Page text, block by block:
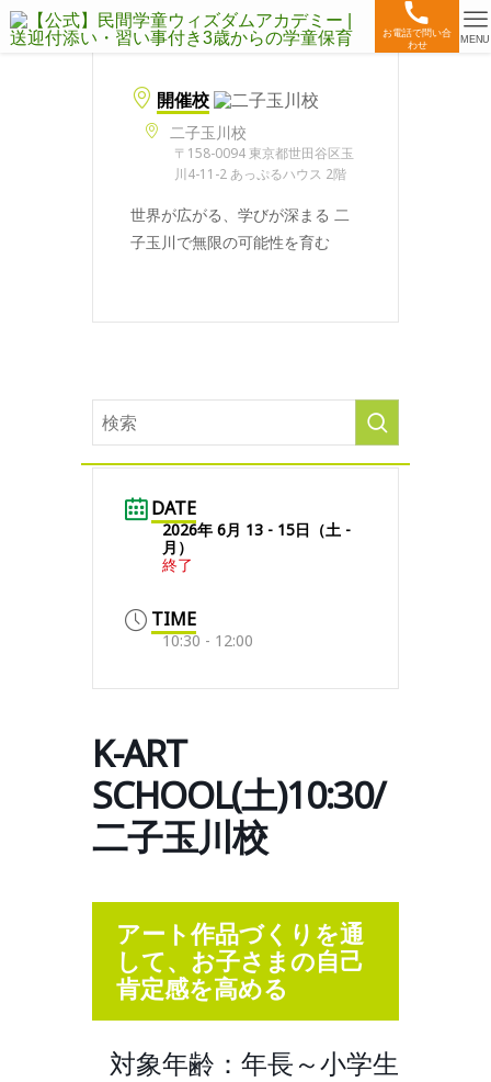
お電話で問い合
わせ
MENU
開催校
二子玉川校
〒158-0094 東京都世田谷区玉
川4-11-2 あっぷるハウス 2階
世界が広がる、学びが深まる 二
子玉川で無限の可能性を育む
DATE
2026年 6月 13 - 15日（土 -
月）
終了
TIME
10:30 - 12:00
K-ART
SCHOOL(土)10:30/
二子玉川校
アート作品づくりを通
して、お子さまの自己
肯定感を高める
対象年齢：年長～小学生